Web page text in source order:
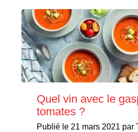
Quel vin avec le
tomates ?
Publié le 21 mars 2021 par